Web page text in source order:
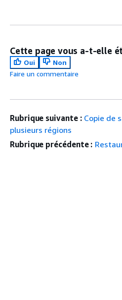
Cette page vous a-t-elle
Oui
Non
Faire un commentaire
Rubrique suivante : Copie de
plusieurs régions
Rubrique précédente :